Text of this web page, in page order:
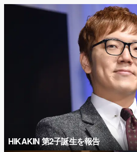
HIKAKIN 第2子誕生を報告